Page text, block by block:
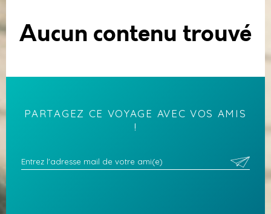
Aucun contenu trouvé
PARTAGEZ CE VOYAGE AVEC VOS AMIS
!